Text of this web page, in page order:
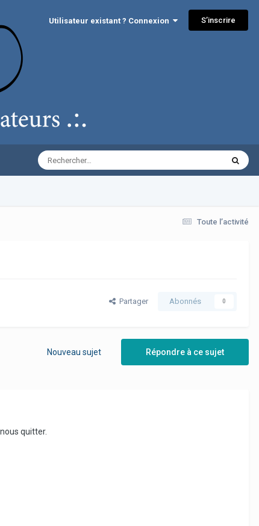
Utilisateur existant ? Connexion S’inscrire
Toute l’activité
Partager Abonnés 0
Répondre à ce sujet
Nouveau sujet
quitter.